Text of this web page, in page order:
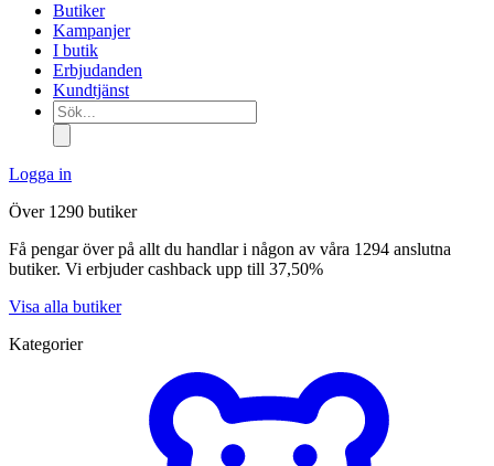
Butiker
Kampanjer
I butik
Erbjudanden
Kundtjänst
Sök...
Logga in
Över 1290 butiker
Få pengar över på allt du handlar i någon av våra 1294 anslutna
butiker. Vi erbjuder cashback upp till 37,50%
Visa alla butiker
Kategorier